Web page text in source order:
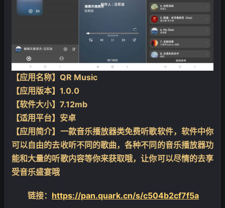
【应用名称】QR Music
【应用版本】1.0.0
【软件大小】7.12mb
【适用平台】安卓
【应用简介】一款音乐播放器类免费听歌软件，软件中你
可以自由的去收听不同的歌曲，各种不同的音乐播放器功
能和大量的听歌内容等你来获取哦，让你可以尽情的去享
受音乐盛宴哦
链接： https://pan.quark.cn/s/c504b2cf7f5a